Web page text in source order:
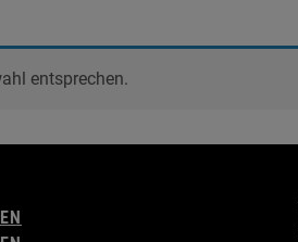
entsprechen.